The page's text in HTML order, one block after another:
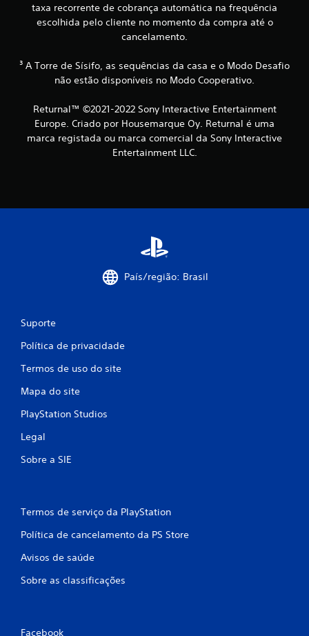
a
v
a
r
o
s
b
t
õ
s
n
d
s
taxa recorrente de cobrança automática na frequência
escolhida pelo cliente no momento da compra até o
cancelamento.
³ A Torre de Sísifo, as sequências da casa e o Modo Desafio
não estão disponíveis no Modo Cooperativo.
Returnal™ ©2021-2022 Sony Interactive Entertainment
Europe. Criado por Housemarque Oy. Returnal é uma
marca registada ou marca comercial da Sony Interactive
Entertainment LLC.
País/região: Brasil
Suporte
Política de privacidade
Termos de uso do site
Mapa do site
PlayStation Studios
Legal
Sobre a SIE
Termos de serviço da PlayStation
Política de cancelamento da PS Store
Avisos de saúde
Sobre as classificações
Facebook